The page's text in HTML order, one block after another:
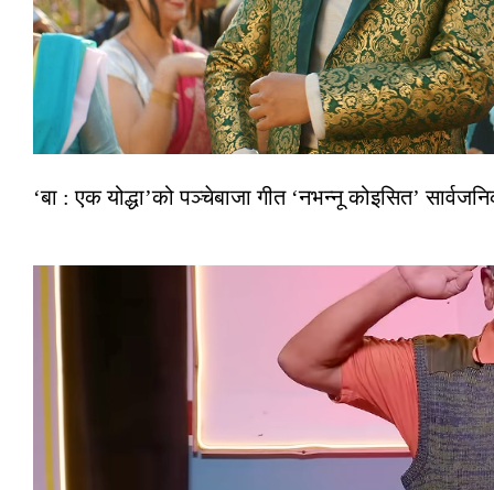
‘बा : एक योद्धा’को पञ्चेबाजा गीत ‘नभन्नू कोइसित’